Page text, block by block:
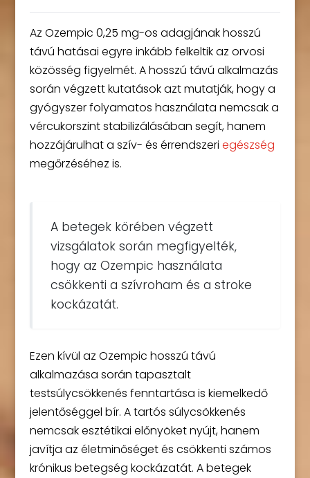
Az Ozempic 0,25 mg-os adagjának hosszú
távú hatásai egyre inkább felkeltik az orvosi
közösség figyelmét. A hosszú távú alkalmazás
során végzett kutatások azt mutatják, hogy a
gyógyszer folyamatos használata nemcsak a
vércukorszint stabilizálásában segít, hanem
hozzájárulhat a szív- és érrendszeri egészség
megőrzéséhez is.
A betegek körében végzett
vizsgálatok során megfigyelték,
hogy az Ozempic használata
csökkenti a szívroham és a stroke
kockázatát.
Ezen kívül az Ozempic hosszú távú
alkalmazása során tapasztalt
testsúlycsökkenés fenntartása is kiemelkedő
jelentőséggel bír. A tartós súlycsökkenés
nemcsak esztétikai előnyöket nyújt, hanem
javítja az életminőséget és csökkenti számos
krónikus betegség kockázatát. A betegek